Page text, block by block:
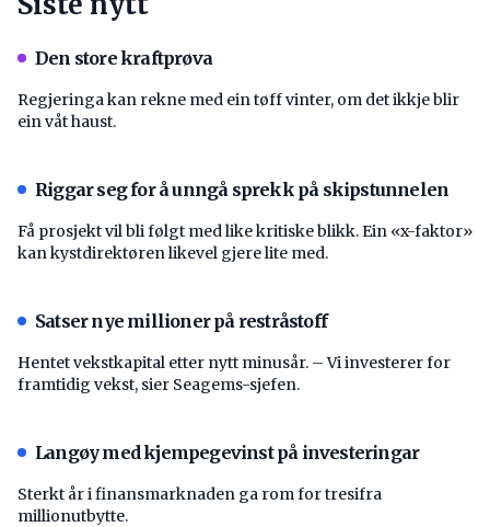
Den store kraftprøva
Regjeringa kan rekne med ein tøff vinter, om det ikkje blir
ein våt haust.
Riggar seg for å unngå sprekk på skipstunnelen
Få prosjekt vil bli følgt med like kritiske blikk. Ein «x-faktor»
kan kystdirektøren likevel gjere lite med.
Satser nye millioner på restråstoff
Hentet vekstkapital etter nytt minusår. – Vi investerer for
framtidig vekst, sier Seagems-sjefen.
Langøy med kjempegevinst på investeringar
Sterkt år i finansmarknaden ga rom for tresifra
millionutbytte.